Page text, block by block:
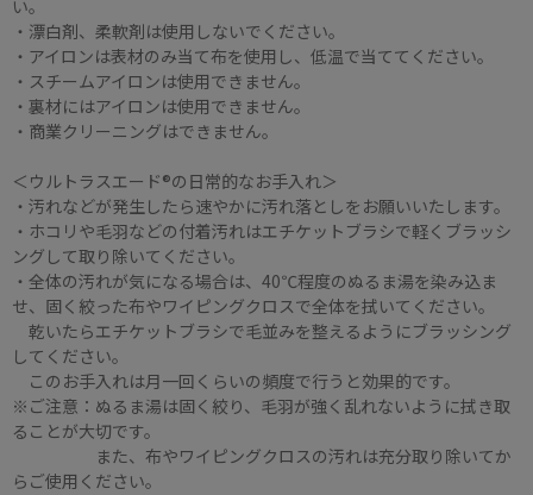
い。
・漂白剤、柔軟剤は使用しないでください。
・アイロンは表材のみ当て布を使用し、低温で当ててください。
・スチームアイロンは使用できません。
・裏材にはアイロンは使用できません。
・商業クリーニングはできません。
＜ウルトラスエード®の日常的なお手入れ＞
・汚れなどが発生したら速やかに汚れ落としをお願いいたします。
・ホコリや毛羽などの付着汚れはエチケットブラシで軽くブラッシ
ングして取り除いてください。
・全体の汚れが気になる場合は、40℃程度のぬるま湯を染み込ま
せ、固く絞った布やワイピングクロスで全体を拭いてください。
乾いたらエチケットブラシで毛並みを整えるようにブラッシング
してください。
このお手入れは月一回くらいの頻度で行うと効果的です。
※ご注意：ぬるま湯は固く絞り、毛羽が強く乱れないように拭き取
ることが大切です。
また、布やワイピングクロスの汚れは充分取り除いてか
らご使用ください。